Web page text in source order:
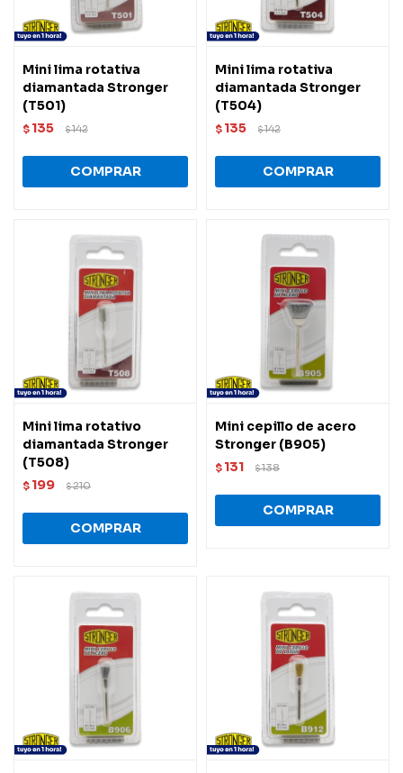
Mini lima rotativa
diamantada Stronger
(T501)
$ 135 $142
Mini lima rotativa
diamantada Stronger
(T504)
$ 135 $142
Mini lima rotativo
diamantada Stronger
(T508)
$ 199 $210
Mini cepillo de acero
Stronger (B905)
$ 131 $138